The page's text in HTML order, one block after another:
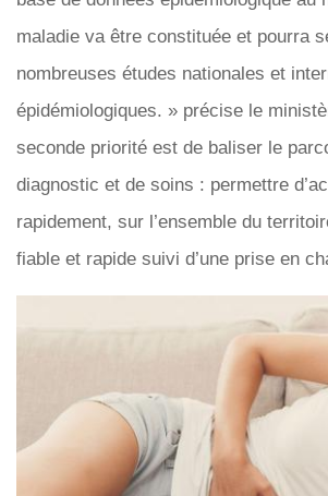
maladie va être constituée et pourra
nombreuses études nationales et
épidémiologiques. » précise le
seconde priorité est de baliser le
diagnostic et de soins : permettre
rapidement, sur l’ensemble du
fiable et rapide suivi d’une prise en